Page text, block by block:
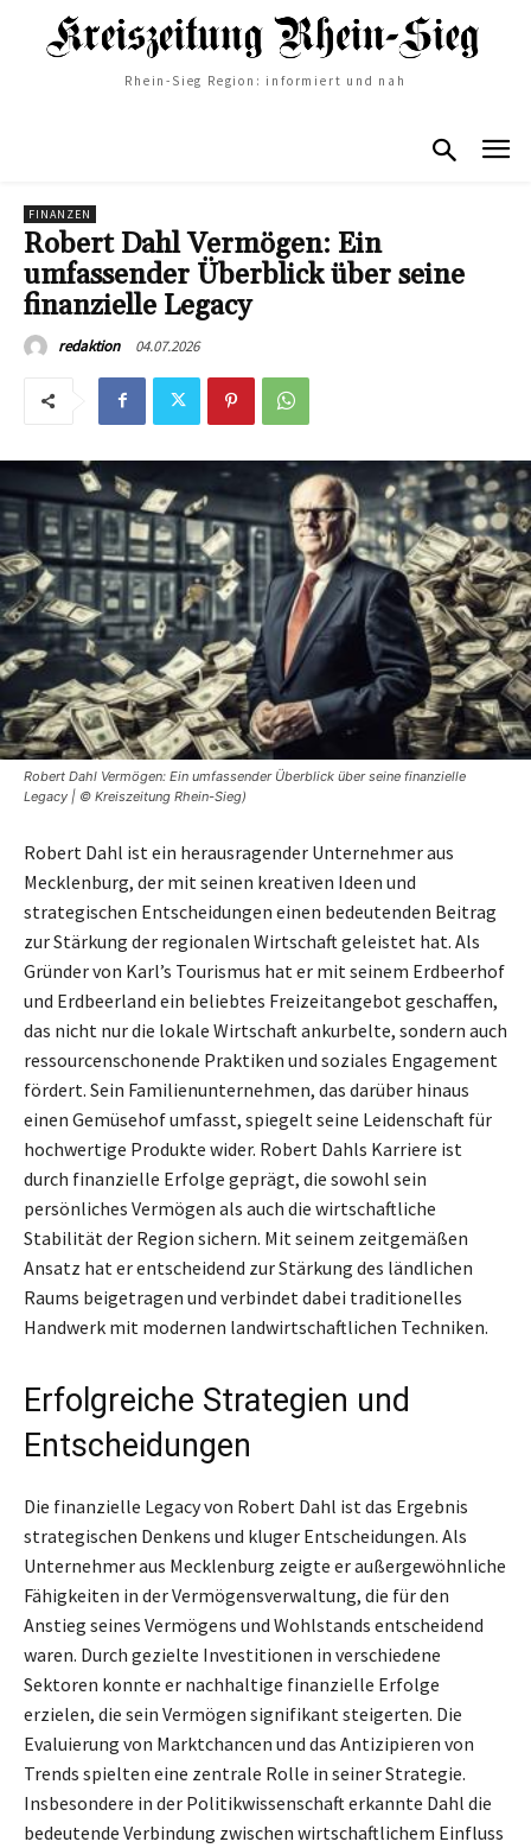
Rhein-Sieg Region: informiert und nah
FINANZEN
Robert Dahl Vermögen: Ein
umfassender Überblick über seine
finanzielle Legacy
redaktion 04.07.2026
Robert Dahl Vermögen: Ein umfassender Überblick über seine finanzielle
Legacy | © Kreiszeitung Rhein-Sieg)
Robert Dahl ist ein herausragender Unternehmer aus
Mecklenburg, der mit seinen kreativen Ideen und
strategischen Entscheidungen einen bedeutenden Beitrag
zur Stärkung der regionalen Wirtschaft geleistet hat. Als
Gründer von Karl’s Tourismus hat er mit seinem Erdbeerhof
und Erdbeerland ein beliebtes Freizeitangebot geschaffen,
das nicht nur die lokale Wirtschaft ankurbelte, sondern auch
ressourcenschonende Praktiken und soziales Engagement
fördert. Sein Familienunternehmen, das darüber hinaus
einen Gemüsehof umfasst, spiegelt seine Leidenschaft für
hochwertige Produkte wider. Robert Dahls Karriere ist
durch finanzielle Erfolge geprägt, die sowohl sein
persönliches Vermögen als auch die wirtschaftliche
Stabilität der Region sichern. Mit seinem zeitgemäßen
Ansatz hat er entscheidend zur Stärkung des ländlichen
Raums beigetragen und verbindet dabei traditionelles
Handwerk mit modernen landwirtschaftlichen Techniken.
Erfolgreiche Strategien und
Entscheidungen
Die finanzielle Legacy von Robert Dahl ist das Ergebnis
strategischen Denkens und kluger Entscheidungen. Als
Unternehmer aus Mecklenburg zeigte er außergewöhnliche
Fähigkeiten in der Vermögensverwaltung, die für den
Anstieg seines Vermögens und Wohlstands entscheidend
waren. Durch gezielte Investitionen in verschiedene
Sektoren konnte er nachhaltige finanzielle Erfolge
erzielen, die sein Vermögen signifikant steigerten. Die
Evaluierung von Marktchancen und das Antizipieren von
Trends spielten eine zentrale Rolle in seiner Strategie.
Insbesondere in der Politikwissenschaft erkannte Dahl die
bedeutende Verbindung zwischen wirtschaftlichem Einfluss